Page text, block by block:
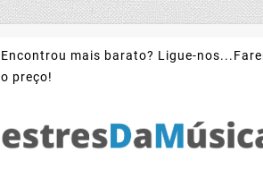
Encontrou mais barato? Ligue-
o preço!